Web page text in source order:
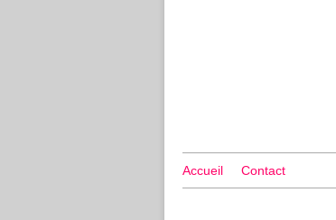
Accueil Contact